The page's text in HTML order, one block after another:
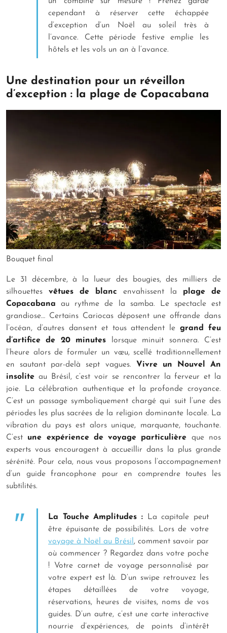
cependant à réserver cette échappée
d’exception d’un Noël au soleil très à
l’avance. Cette période festive emplie les
hôtels et les vols un an à l’avance.
Une destination pour un réveillon
d’exception : la plage de Copacabana
Bouquet final
Le 31 décembre, à la lueur des bougies, des milliers de
silhouettes vêtues de blanc envahissent la plage de
Copacabana au rythme de la samba. Le spectacle est
grandiose… Certains Cariocas déposent une offrande dans
l’océan, d’autres dansent et tous attendent le grand feu
d’artifice de 20 minutes lorsque minuit sonnera. C’est
l’heure alors de formuler un vœu, scellé traditionnellement
en sautant par-delà sept vagues. Vivre un Nouvel An
insolite au Brésil, c’est voir se rencontrer la ferveur et la
joie. La célébration authentique et la profonde croyance.
C’est un passage symboliquement chargé qui suit l’une des
périodes les plus sacrées de la religion dominante locale. La
vibration du pays est alors unique, marquante, touchante.
C’est une expérience de voyage particulière que nos
experts vous encouragent à accueillir dans la plus grande
sérénité. Pour cela, nous vous proposons l’accompagnement
d’un guide francophone pour en comprendre toutes les
subtilités.
La Touche Amplitudes :
La capitale peut
être épuisante de possibilités. Lors de votre
voyage à Noël au Brésil , comment savoir par
où commencer ? Regardez dans votre poche
! Votre carnet de voyage personnalisé par
votre expert est là. D’un swipe retrouvez les
étapes détaillées de votre voyage,
réservations, heures de visites, noms de vos
guides. D’un autre, c’est une carte interactive
nourrie d’expériences, de points d’intérêt